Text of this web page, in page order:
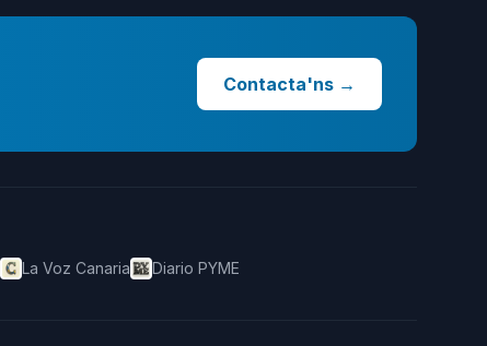
Contacta'ns →
La Voz Canaria Diario PYME